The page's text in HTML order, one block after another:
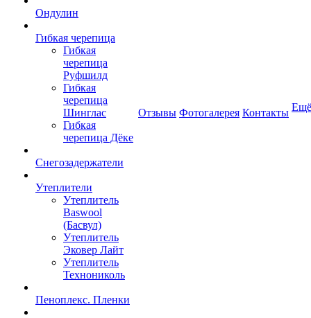
Ондулин
Гибкая черепица
Гибкая
черепица
Руфшилд
Гибкая
черепица
Шинглас
Гибкая
черепица Дёке
Снегозадержатели
Утеплители
Утеплитель
Baswool
(Басвул)
Утеплитель
Эковер Лайт
Утеплитель
Технониколь
Пеноплекс. Пленки
Отзывы Фотогалерея Контакты Ещё